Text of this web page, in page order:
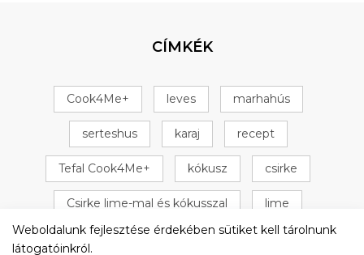
CÍMKÉK
Cook4Me+ leves marhahús
serteshus karaj recept
Tefal Cook4Me+ kókusz csirke
Csirke lime-mal és kókusszal lime
+ 16 következő
Weboldalunk fejlesztése érdekében sütiket kell tárolnunk
látogatóinkról.